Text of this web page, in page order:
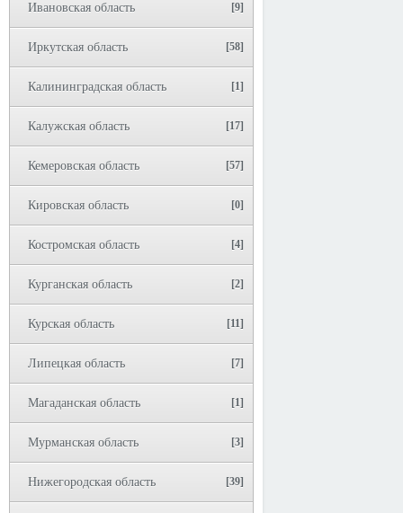
Ивановская область [9]
Иркутская область [58]
Калининградская область [1]
Калужская область [17]
Кемеровская область [57]
Кировская область [0]
Костромская область [4]
Курганская область [2]
Курская область [11]
Липецкая область [7]
Магаданская область [1]
Мурманская область [3]
Нижегородская область [39]